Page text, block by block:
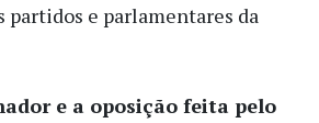
partidos e parlamentares da
e a oposição feita pelo